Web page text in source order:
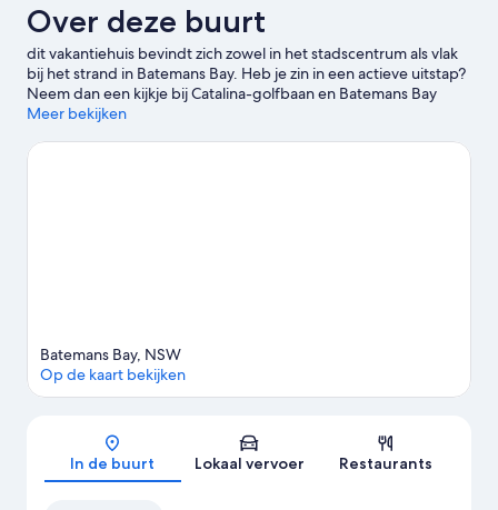
Over deze buurt
dit vakantiehuis bevindt zich zowel in het stadscentrum als vlak
bij het strand in Batemans Bay. Heb je zin in een actieve uitstap?
Neem dan een kijkje bij Catalina-golfbaan en Batemans Bay
Marina. Wie liever in alle rust van het natuurschoon in de
Clyde River National Park aan het juiste adres. Birdland Animal
Meer bekijken
Kaart
Batemans Bay, NSW
Op de kaart bekijken
In de buurt Lokaal vervoer Restaurants